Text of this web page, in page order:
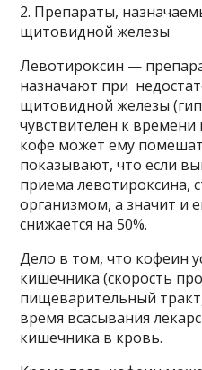
2. Препараты,
щитовидной железы
Левотироксин —
назначают при
щитовидной железы
чувствителен к
кофе может ему
показывают, что если
приема левотироксина,
организмом, а значит и
снижается на 50%.
Дело в том, что кофеин
кишечника (скорость
пищеварительный
время всасывания
кишечника в кровь.